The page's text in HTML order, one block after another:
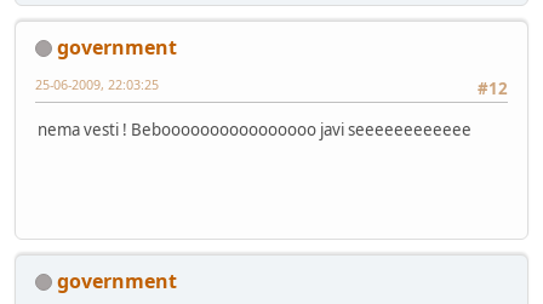
government
#12
25-06-2009, 22:03:25
nema vesti ! Beboooooooooooooooo javi seeeeeeeeeeee
government